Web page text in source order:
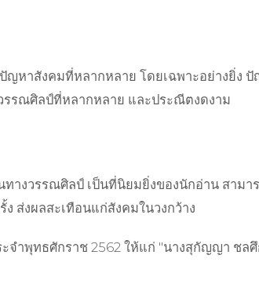
าสังคมที่หลากหลาย โดยเฉพาะอย่างยิ่ง
รรณศิลป์ที่หลากหลาย และประณีตงดงาม
งวรรณศิลป์ เป็นที่นิยมยิ่งของนักอ่าน สามา
ส่งผลสะเทือนแก่สังคมในวงกว้าง
จำพุทธศักราช 2562 ให้แก่ "นางสุกัญญา ชล